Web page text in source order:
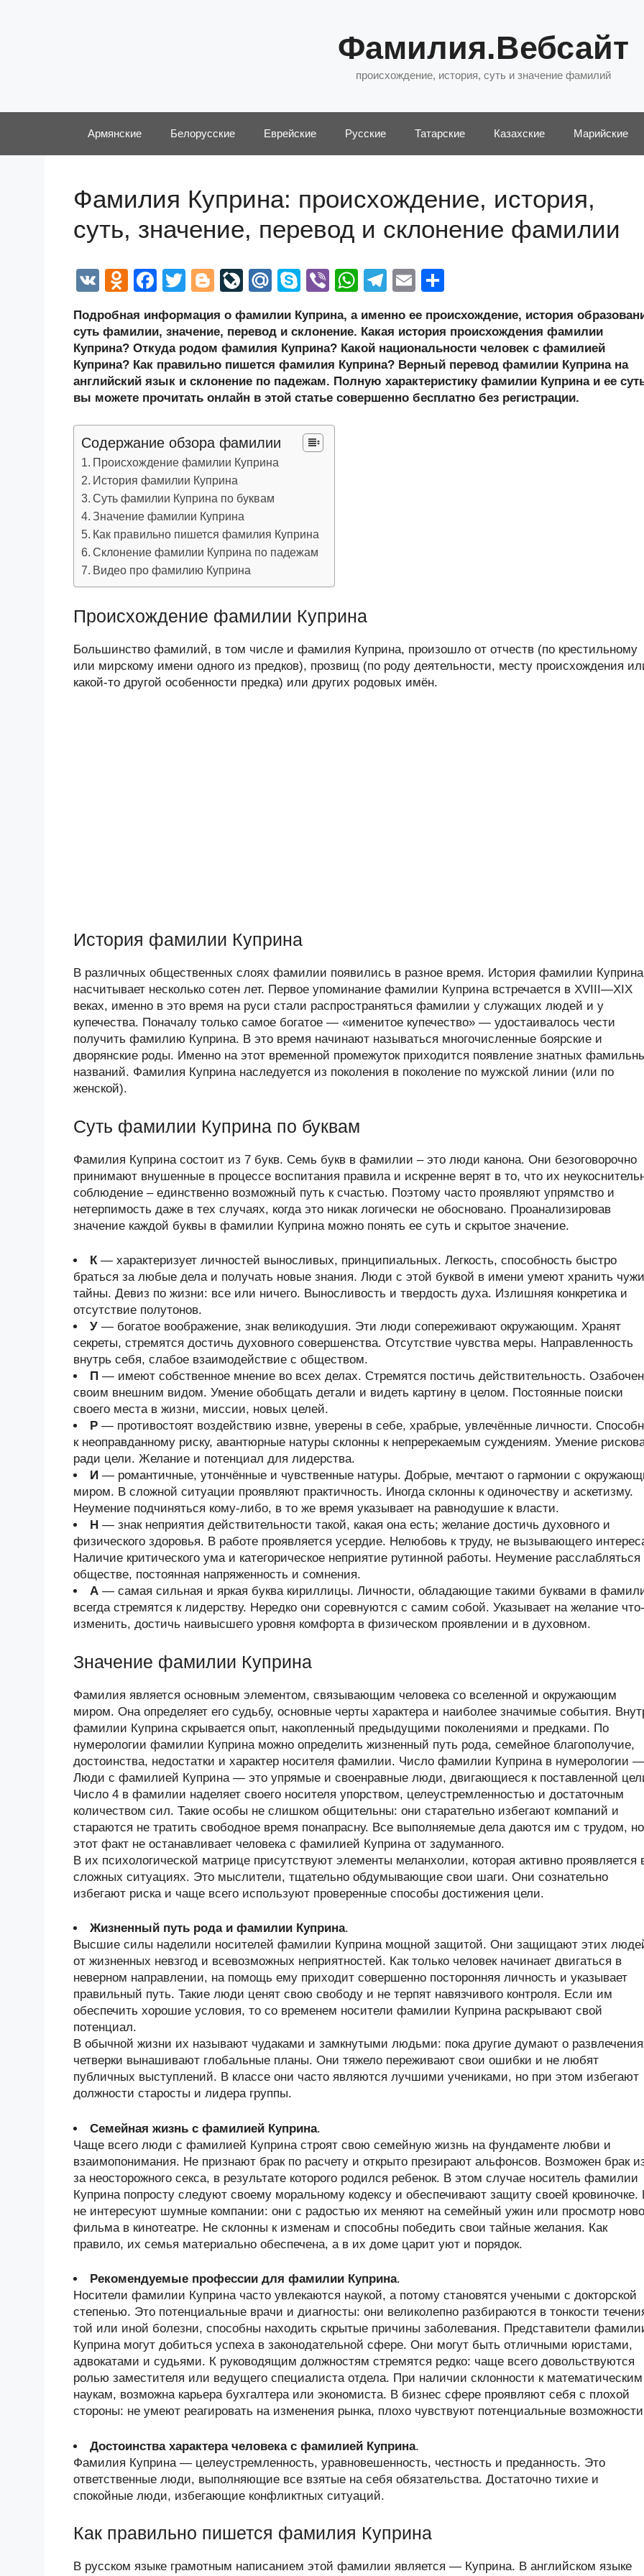
Фамилия.Вебсайт
происхождение, история, суть и значение фамилий
Армянские Белорусские Еврейские Русские Татарские Казахские Марийские
Фамилия Куприна: происхождение, история,
суть, значение, перевод и склонение фамилии
V
O
n
o
kl
a
ss
ni
ki
F
c
e
b
o
o
k
T
tt
er
Bl
g
g
er
Li
e
J
o
ur
n
al
M
.R
u
S
p
e
Vi
er
W
at
s
A
p
T
e
gr
a
m
E
ail р
а
в
и
Подробная информация о фамилии Куприна, а именно ее происхождение, история
суть фамилии, значение, перевод и склонение. Какая история происхождения фамилии
Куприна? Откуда родом фамилия Куприна? Какой национальности человек с фамилией
Куприна? Как правильно пишется фамилия Куприна? Верный перевод фамилии Куприна на
английский язык и склонение по падежам. Полную характеристику фамилии Куприна и ее
вы можете прочитать онлайн в этой статье совершенно бесплатно без регистрации.
Содержание обзора фамилии
Происхождение фамилии Куприна
История фамилии Куприна
Суть фамилии Куприна по буквам
Значение фамилии Куприна
Как правильно пишется фамилия Куприна
Склонение фамилии Куприна по падежам
Видео про фамилию Куприна
Происхождение фамилии Куприна
Большинство фамилий, в том числе и фамилия Куприна, произошло от отчеств (по крестильному
или мирскому имени одного из предков), прозвищ (по роду деятельности, месту происхождения
какой-то другой особенности предка) или других родовых имён.
История фамилии Куприна
В различных общественных слоях фамилии появились в разное время. История фамилии Куприна
насчитывает несколько сотен лет. Первое упоминание фамилии Куприна встречается в XVIII—XIX
веках, именно в это время на руси стали распространяться фамилии у служащих людей и у
купечества. Поначалу только самое богатое — «именитое купечество» — удостаивалось чести
получить фамилию Куприна. В это время начинают называться многочисленные боярские и
дворянские роды. Именно на этот временной промежуток приходится появление знатных
названий. Фамилия Куприна наследуется из поколения в поколение по мужской линии (или по
женской).
Суть фамилии Куприна по буквам
Фамилия Куприна состоит из 7 букв. Семь букв в фамилии – это люди канона. Они безоговорочно
принимают внушенные в процессе воспитания правила и искренне верят в то, что их
соблюдение – единственно возможный путь к счастью. Поэтому часто проявляют упрямство и
нетерпимость даже в тех случаях, когда это никак логически не обосновано. Проанализировав
значение каждой буквы в фамилии Куприна можно понять ее суть и скрытое значение.
К— характеризует личностей выносливых, принципиальных. Легкость, способность быстро
браться за любые дела и получать новые знания. Люди с этой буквой в имени умеют хранить
тайны. Девиз по жизни: все или ничего. Выносливость и твердость духа. Излишняя конкретика и
отсутствие полутонов.
У — богатое воображение, знак великодушия. Эти люди сопереживают окружающим. Хранят
секреты, стремятся достичь духовного совершенства. Отсутствие чувства меры. Направленность
внутрь себя, слабое взаимодействие с обществом.
П — имеют собственное мнение во всех делах. Стремятся постичь действительность.
своим внешним видом. Умение обобщать детали и видеть картину в целом. Постоянные поиски
своего места в жизни, миссии, новых целей.
Р — противостоят воздействию извне, уверены в себе, храбрые, увлечённые личности.
к неоправданному риску, авантюрные натуры склонны к непререкаемым суждениям. Умение
ради цели. Желание и потенциал для лидерства.
И — романтичные, утончённые и чувственные натуры. Добрые, мечтают о гармонии с
миром. В сложной ситуации проявляют практичность. Иногда склонны к одиночеству и аскетизму.
Неумение подчиняться кому-либо, в то же время указывает на равнодушие к власти.
Н — знак неприятия действительности такой, какая она есть; желание достичь духовного и
физического здоровья. В работе проявляется усердие. Нелюбовь к труду, не вызывающего
Наличие критического ума и категорическое неприятие рутинной работы. Неумение расслабляться
обществе, постоянная напряженность и сомнения.
А — самая сильная и яркая буква кириллицы. Личности, обладающие такими буквами в
всегда стремятся к лидерству. Нередко они соревнуются с самим собой. Указывает на желание
изменить, достичь наивысшего уровня комфорта в физическом проявлении и в духовном.
Значение фамилии Куприна
Фамилия является основным элементом, связывающим человека со вселенной и окружающим
миром. Она определяет его судьбу, основные черты характера и наиболее значимые события.
фамилии Куприна скрывается опыт, накопленный предыдущими поколениями и предками. По
нумерологии фамилии Куприна можно определить жизненный путь рода, семейное благополучие,
достоинства, недостатки и характер носителя фамилии. Число фамилии Куприна в нумерологии
Люди с фамилией Куприна — это упрямые и своенравные люди, двигающиеся к поставленной
Число 4 в фамилии наделяет своего носителя упорством, целеустремленностью и достаточным
количеством сил. Такие особы не слишком общительны: они старательно избегают компаний и
стараются не тратить свободное время понапрасну. Все выполняемые дела даются им с трудом, но
этот факт не останавливает человека с фамилией Куприна от задуманного.
В их психологической матрице присутствуют элементы меланхолии, которая активно проявляется
сложных ситуациях. Это мыслители, тщательно обдумывающие свои шаги. Они сознательно
избегают риска и чаще всего используют проверенные способы достижения цели.
Жизненный путь рода и фамилии Куприна.
Высшие силы наделили носителей фамилии Куприна мощной защитой. Они защищают этих
от жизненных невзгод и всевозможных неприятностей. Как только человек начинает двигаться в
неверном направлении, на помощь ему приходит совершенно посторонняя личность и указывает
правильный путь. Такие люди ценят свою свободу и не терпят навязчивого контроля. Если им
обеспечить хорошие условия, то со временем носители фамилии Куприна раскрывают свой
потенциал.
В обычной жизни их называют чудаками и замкнутыми людьми: пока другие думают о
четверки вынашивают глобальные планы. Они тяжело переживают свои ошибки и не любят
публичных выступлений. В классе они часто являются лучшими учениками, но при этом избегают
должности старосты и лидера группы.
Семейная жизнь с фамилией Куприна.
Чаще всего люди с фамилией Куприна строят свою семейную жизнь на фундаменте любви и
взаимопонимания. Не признают брак по расчету и открыто презирают альфонсов. Возможен брак
за неосторожного секса, в результате которого родился ребенок. В этом случае носитель фамилии
Куприна попросту следуют своему моральному кодексу и обеспечивают защиту своей кровиночке.
не интересуют шумные компании: они с радостью их меняют на семейный ужин или просмотр
фильма в кинотеатре. Не склонны к изменам и способны победить свои тайные желания. Как
правило, их семья материально обеспечена, а в их доме царит уют и порядок.
Рекомендуемые профессии для фамилии Куприна.
Носители фамилии Куприна часто увлекаются наукой, а потому становятся учеными с докторской
степенью. Это потенциальные врачи и диагносты: они великолепно разбираются в тонкости
той или иной болезни, способны находить скрытые причины заболевания. Представители
Куприна могут добиться успеха в законодательной сфере. Они могут быть отличными юристами,
адвокатами и судьями. К руководящим должностям стремятся редко: чаще всего довольствуются
ролью заместителя или ведущего специалиста отдела. При наличии склонности к математическим
наукам, возможна карьера бухгалтера или экономиста. В бизнес сфере проявляют себя с плохой
стороны: не умеют реагировать на изменения рынка, плохо чувствуют потенциальные
Достоинства характера человека с фамилией Куприна.
Фамилия Куприна — целеустремленность, уравновешенность, честность и преданность. Это
ответственные люди, выполняющие все взятые на себя обязательства. Достаточно тихие и
спокойные люди, избегающие конфликтных ситуаций.
Как правильно пишется фамилия Куприна
В русском языке грамотным написанием этой фамилии является — Куприна. В английском языке